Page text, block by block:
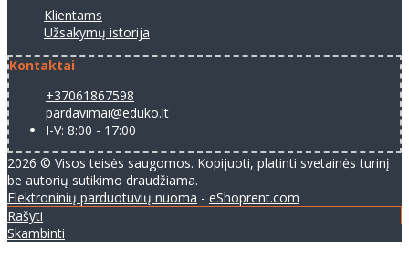
Klientams
Užsakymų istorija
Kontaktai
+37061867598
pardavimai@eduko.lt
I-V: 8:00 - 17:00
2026 © Visos teisės saugomos. Kopijuoti, platinti svetainės turinį
be autorių sutikimo draudžiama.
Elektroninių parduotuvių nuoma - eShoprent.com
Rašyti
Skambinti